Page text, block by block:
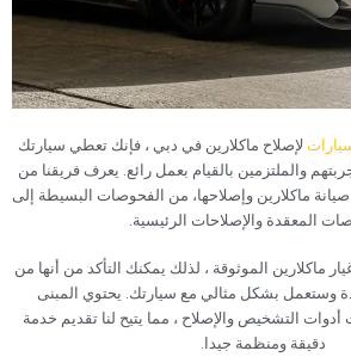
‏ لإصلاح ماكلارين في دبي ، فإنك تعطي سيارتك
والملتزمين بالقيام بعمل رائع. يعرف فريقنا من
صيانة ماكلارين وإصلاحها، من الفحوصات البسيطة إلى
المعقدة والإصلاحات الرئيسية.‏
ماكلارين الموثوقة ، لذلك يمكنك التأكد من أنها من
وستعمل بشكل مثالي مع سيارتك. يحتوي المبنى
التشخيص والإصلاح ، مما يتيح لنا تقديم خدمة
دقيقة ومنظمة جيدا.‏